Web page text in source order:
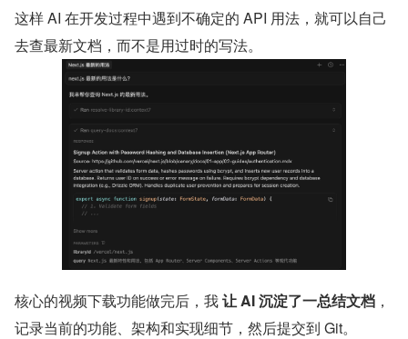
这样 AI 在开发过程中遇到不确定的 API 用法，就可以自己
去查最新文档，而不是用过时的写法。
核心的视频下载功能做完后，我 让 AI 沉淀了一总结文档 ，
记录当前的功能、架构和实现细节，然后提交到 Git。